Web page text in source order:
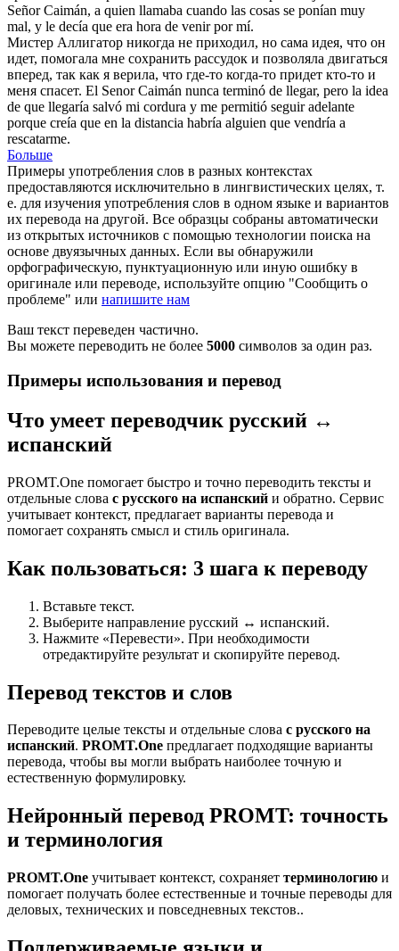
Señor Caimán, a quien llamaba cuando las cosas se ponían muy
mal, y le decía que era hora de venir por mí.
Мистер Аллигатор никогда не приходил, но сама идея, что он
идет, помогала мне сохранить рассудок и позволяла двигаться
вперед, так как я верила, что где-то когда-то придет кто-то и
меня спасет. El Senor Caimán nunca terminó de llegar, pero la idea
de que llegaría salvó mi cordura y me permitió seguir adelante
porque creía que en la distancia habría alguien que vendría a
rescatarme.
Больше
Примеры употребления слов в разных контекстах
предоставляются исключительно в лингвистических целях, т.
е. для изучения употребления слов в одном языке и вариантов
их перевода на другой. Все образцы собраны автоматически
из открытых источников с помощью технологии поиска на
основе двуязычных данных. Если вы обнаружили
орфографическую, пунктуационную или иную ошибку в
оригинале или переводе, используйте опцию "Сообщить о
проблеме" или напишите нам
Ваш текст переведен частично.
Вы можете переводить не более 5000 символов за один раз.
Примеры использования и перевод
Что умеет переводчик русский ↔
испанский
PROMT.One помогает быстро и точно переводить тексты и
отдельные слова с русского на испанский и обратно. Сервис
учитывает контекст, предлагает варианты перевода и
помогает сохранять смысл и стиль оригинала.
Как пользоваться: 3 шага к переводу
Вставьте текст.
Выберите направление русский ↔ испанский.
Нажмите «Перевести». При необходимости
отредактируйте результат и скопируйте перевод.
Перевод текстов и слов
Переводите целые тексты и отдельные слова с русского на
испанский. PROMT.One предлагает подходящие варианты
перевода, чтобы вы могли выбрать наиболее точную и
естественную формулировку.
Нейронный перевод PROMT: точность
и терминология
PROMT.One учитывает контекст, сохраняет терминологию и
помогает получать более естественные и точные переводы для
деловых, технических и повседневных текстов..